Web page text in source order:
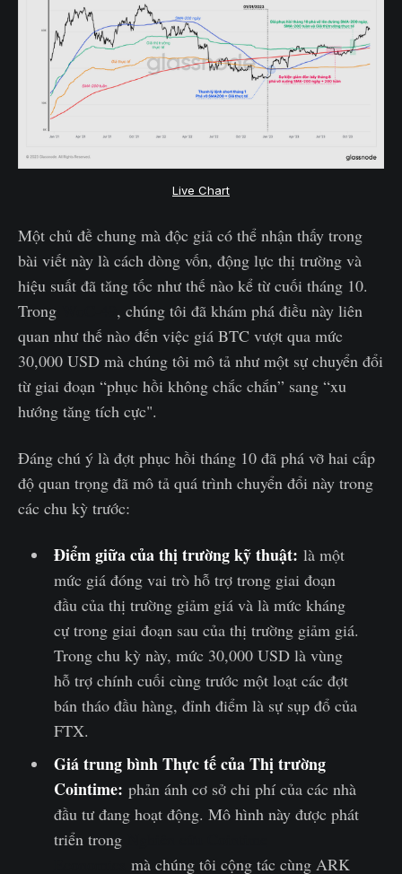
Live Chart
Một chủ đề chung mà độc giả có thể nhận thấy trong
bài viết này là cách dòng vốn, động lực thị trường và
hiệu suất đã tăng tốc như thế nào kể từ cuối tháng 10.
Trong
, chúng tôi đã khám phá điều này liên
quan như thế nào đến việc giá BTC vượt qua mức
30,000 USD mà chúng tôi mô tả như một sự chuyển đổi
từ giai đoạn “phục hồi không chắc chắn” sang “xu
hướng tăng tích cực".
Đáng chú ý là đợt phục hồi tháng 10 đã phá vỡ hai cấp
độ quan trọng đã mô tả quá trình chuyển đổi này trong
các chu kỳ trước:
Điểm giữa của thị trường kỹ thuật: là một
mức giá đóng vai trò hỗ trợ trong giai đoạn
đầu của thị trường giảm giá và là mức kháng
cự trong giai đoạn sau của thị trường giảm giá.
Trong chu kỳ này, mức 30,000 USD là vùng
hỗ trợ chính cuối cùng trước một loạt các đợt
bán tháo đầu hàng, đỉnh điểm là sự sụp đổ của
FTX.
Giá trung bình Thực tế của Thị trường
Cointime: phản ánh cơ sở chi phí của các nhà
đầu tư đang hoạt động. Mô hình này được phát
triển trong
mà chúng tôi cộng tác cùng ARK